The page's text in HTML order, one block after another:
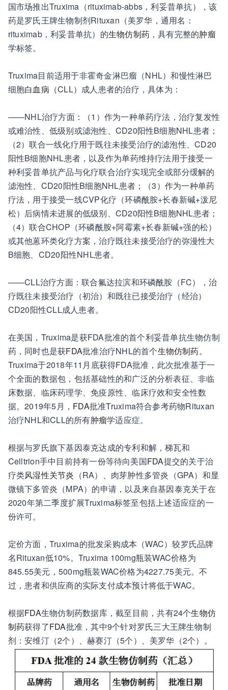
国市场推出Truxima（rituximab-abbs，利妥昔单抗），该
药是罗氏王牌生物制剂Rituxan（美罗华，通用名：
rituximab，利妥昔单抗）的生物仿制药，具有完整的肿瘤
学标签。
Truxima目前适用于非霍奇金淋巴瘤（NHL）和慢性淋巴
细胞白血病 （CLL）成人患者的治疗，具体为：
——NHL治疗方面：
（1）作为一种单药疗法，治疗复发性
或难治性、低级别或滤泡性、CD20阳性B细胞NHL患者；
（2）联合一线化疗用于既往未接受治疗的滤泡性、CD20
阳性B细胞NHL患者，以及作为单药维持疗法用于接受一
种利妥昔单抗产品与化疗联合治疗实现完全或部分缓解的
滤泡性、CD20阳性B细胞NHL患者；（3）作为一种单药
疗法，用于接受一线CVP化疗（环磷酰胺+长春新碱+泼尼
松）后病情未进展的低级别、CD20阳性B细胞NHL患者；
（4）联合CHOP（环磷酰胺+阿霉素+长春新碱+强的松）
或其他蒽环类化疗方案，治疗既往未接受治疗的弥漫性大
B细胞、CD20阳性NHL患者。
——CLL治疗方面：联合氟达拉滨和环磷酰胺（FC），治
疗既往未接受治疗（初治）和既往已接受治疗（经治）
CD20阳性CLL成人患者。
在美国，Truxima是获FDA批准的首个利妥昔单抗生物仿制
药，同时也是获FDA批准治疗NHL的首个生物仿制药。
Truxima于2018年11月底获得FDA批准，此次批准基于一
个全面的数据包，包括基础性的和广泛的分析表征、非临
床数据、临床药理学、免疫原性、临床疗效和安全性数
据。2019年5月， FDA批准Truxima符合参考药物Rituxan
治疗NHL和CLL的所有肿瘤学适应症。
根据与罗氏旗下基因泰克达成的专利和解，梯瓦和
Celltrion手中目前持有一份等待向美国FDA提交的关于治
疗类风湿性关节炎 （RA）、肉芽肿性多管炎（GPA）和显
微镜下多管炎（MPA）的申请，以及来自基因泰克关于在
2020年第二季度扩展Truxima标签至包括上述适应症的一
份许可。
定价方面，Truxima的批发采购成本（WAC）较罗氏品牌
名Rituxan低10%。Truxima 100mg瓶装WAC价格为
845.55美元，500mg瓶装WAC价格为4227.75美元。不
过，患者和供应商的实际支付成本预计将低于WAC。
根据FDA生物仿制药数据库，截至目前，共有24个生物仿
制药获得了FDA批准，其中9个针对罗氏三大王牌生物制
剂：安维汀（2个）、赫赛汀（5个）、美罗华（2个）。